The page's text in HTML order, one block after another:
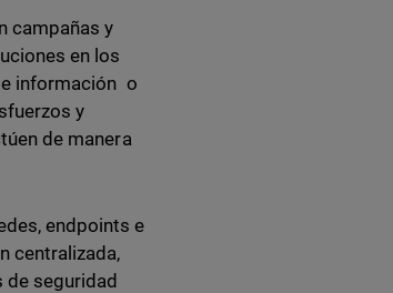
campañas y
en los
información o
y
de manera
endpoints e
centralizada,
seguridad